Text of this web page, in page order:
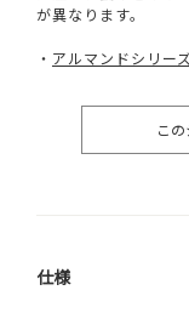
が異なります。
・ アルマンドシリー
こ
仕様